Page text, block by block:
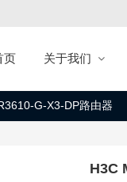
页 关于我们
G-X3-DP路由器
H3C